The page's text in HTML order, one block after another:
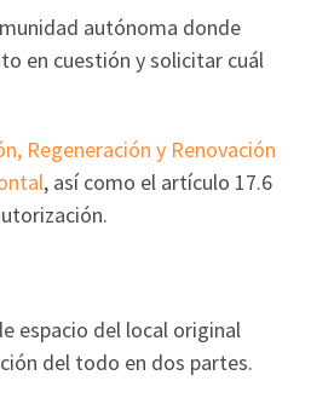
autónoma donde
en cuestión y solicitar cuál
Regeneración y Renovación
, así como el artículo 17.6
espacio del local original
del todo en dos partes.